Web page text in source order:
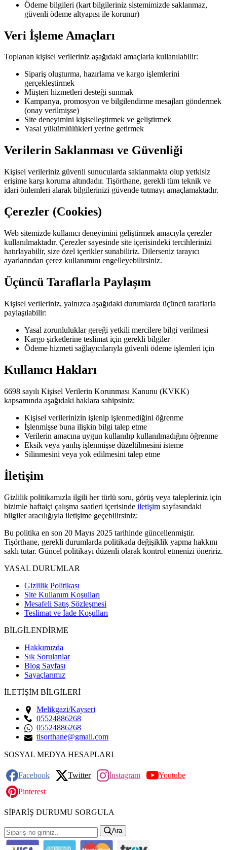
Ödeme bilgileri (kart bilgileriniz sistemimizde saklanmaz,
güvenli ödeme altyapısı ile korunur)
Veri İşleme Amaçları
Toplanan kişisel verileriniz aşağıdaki amaçlarla kullanılabilir:
Sipariş oluşturma, hazırlama ve kargo işlemlerini
gerçekleştirmek
Müşteri hizmetleri desteği sunmak
Kampanya, promosyon ve bilgilendirme mesajları göndermek
(onay verilmişse)
Site deneyimini kişiselleştirmek ve geliştirmek
Yasal yükümlülükleri yerine getirmek
Verilerin Saklanması ve Güvenliği
Kişisel verileriniz güvenli sunucularda saklanmakta olup yetkisiz
erişime karşı koruma altındadır. Tişörthane, gerekli tüm teknik ve
idari önlemleri alarak bilgilerinizi güvende tutmayı amaçlamaktadır.
Çerezler (Cookies)
Web sitemizde kullanıcı deneyimini geliştirmek amacıyla çerezler
kullanılmaktadır. Çerezler sayesinde site içerisindeki tercihlerinizi
hatırlayabilir, size özel içerikler sunabiliriz. Dilerseniz tarayıcı
ayarlarından çerez kullanımını engelleyebilirsiniz.
Üçüncü Taraflarla Paylaşım
Kişisel verileriniz, yalnızca aşağıdaki durumlarda üçüncü taraflarla
paylaşılabilir:
Yasal zorunluluklar gereği yetkili mercilere bilgi verilmesi
Kargo şirketlerine teslimat için gerekli bilgiler
Ödeme hizmeti sağlayıcılarıyla güvenli ödeme işlemleri için
Kullanıcı Hakları
6698 sayılı Kişisel Verilerin Korunması Kanunu (KVKK)
kapsamında aşağıdaki haklara sahipsiniz:
Kişisel verilerinizin işlenip işlenmediğini öğrenme
İşlenmişse buna ilişkin bilgi talep etme
Verilerin amacına uygun kullanılıp kullanılmadığını öğrenme
Eksik veya yanlış işlenmişse düzeltilmesini isteme
Silinmesini veya yok edilmesini talep etme
İletişim
Gizlilik politikamızla ilgili her türlü soru, görüş veya talepleriniz için
bizimle haftaiçi çalışma saatleri içerisinde iletişim sayfasındaki
bilgiler aracılığıyla iletişime geçebilirsiniz:
Bu politika en son 20 Mayıs 2025 tarihinde güncellenmiştir.
Tişörthane, gerekli durumlarda politikada değişiklik yapma hakkını
saklı tutar. Güncel politikayı düzenli olarak kontrol etmenizi öneririz.
YASAL DURUMLAR
Gizlilik Politikası
Site Kullanım Koşulları
Mesafeli Satış Sözleşmesi
Teslimat ve İade Koşulları
BİLGİLENDİRME
Hakkımızda
Sık Sorulanlar
Blog Sayfası
Sayaçlarımız
İLETİŞİM BİLGİLERİ
Melikgazi/Kayseri
05524886268
05524886268
tisorthane@gmail.com
SOSYAL MEDYA HESAPLARI
Facebook Twitter İnstagram
Youtube
Pinterest
SİPARİŞ DURUMU SORGULA
Ara